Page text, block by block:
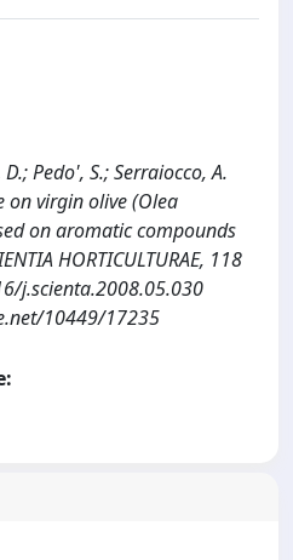
Pedo', S.; Serraiocco, A.
on virgin olive (Olea
on aromatic compounds
HORTICULTURAE, 118
j.scienta.2008.05.030
10449/17235